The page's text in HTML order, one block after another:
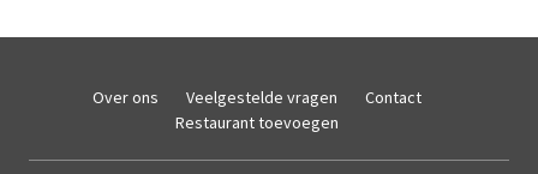
Over ons Veelgestelde vragen
Contact
Restaurant toevoegen